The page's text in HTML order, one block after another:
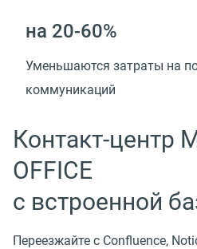
на 20-60%
Уменьшаются затраты на
коммуникаций
Контакт-центр
OFFICE
с встроенной
Переезжайте с Confluence,